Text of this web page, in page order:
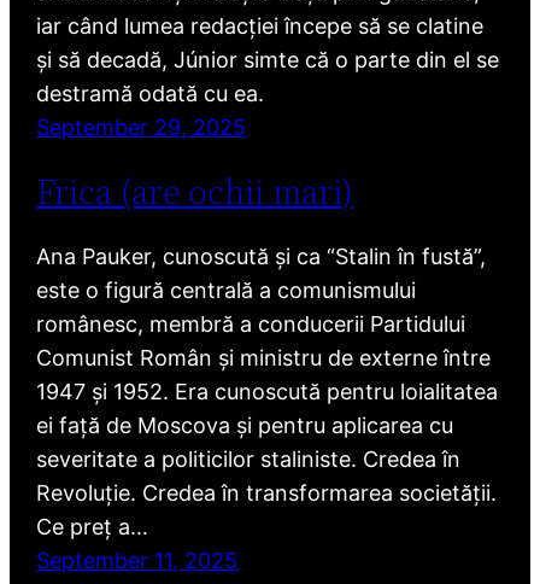
iar când lumea redacției începe să se clatine
și să decadă, Júnior simte că o parte din el se
destramă odată cu ea.
September 29, 2025
Frica (are ochii mari)
Ana Pauker, cunoscută și ca “Stalin în fustă”,
este o figură centrală a comunismului
românesc, membră a conducerii Partidului
Comunist Român și ministru de externe între
1947 și 1952. Era cunoscută pentru loialitatea
ei față de Moscova și pentru aplicarea cu
severitate a politicilor staliniste. Credea în
Revoluție. Credea în transformarea societății.
Ce preț a…
September 11, 2025